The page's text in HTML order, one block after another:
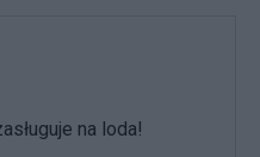
na loda!